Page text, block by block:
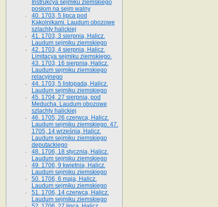
Instrukcya sejmiku ziemskiego
posłom na sejm walny
40. 1703, 5 lipca pod
Kąkolnikami. Laudum obozowe
szlachty halickiej
41­. 1703, 3 sierpnia, Halicz.
Laudum sejmiku ziemskiego
42. 1703, 4 sierpnia, Halicz.
Limitacya sejmiku ziemskiego.
43. 1703, 16 sierpnia, Halicz.
Laudum sejmiku ziemskiego
relacyjnego
44. 1703, 5 listopada, Halicz.
Laudum sejmiku ziemskiego
45. 1704, 27 sierpnia, pod
Meduchą. Laudum obozowe
szlachty halickiej
46. 1705, 26 czerwca, Halicz.
Laudum sejmiku ziemskiego. 47.
1705, 14 września, Halicz.
Laudum sejmiku ziemskiego
deputackiego
48. 1706, 18 stycznia, Halicz.
Laudum sejmiku ziemskiego
49. 1706, 9 kwietnia, Halicz.
Laudum sejmiku ziemskiego
50. 1706, 6 maja, Halicz.
Laudum sejmiku ziemskiego
51. 1706, 14 czerwca, Halicz.
Laudum sejmiku ziemskiego